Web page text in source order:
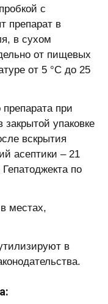
с
препарат в
в сухом
от пищевых
от 5 °С до 25
препарата при
упаковке
вскрытия
асептики – 21
по
местах,
в